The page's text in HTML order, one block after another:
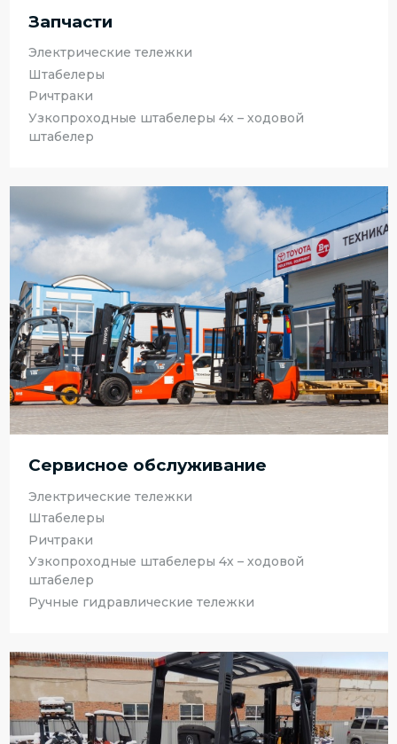
Запчасти
Электрические тележки
Штабелеры
Ричтраки
Узкопроходные штабелеры 4х – ходовой
штабелер
Сервисное обслуживание
Электрические тележки
Штабелеры
Ричтраки
Узкопроходные штабелеры 4х – ходовой
штабелер
Ручные гидравлические тележки